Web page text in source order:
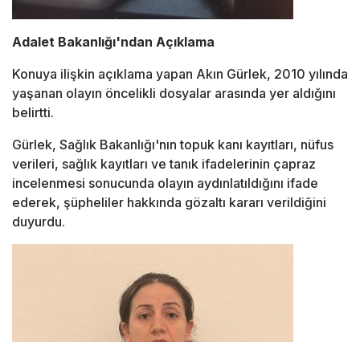
Adalet Bakanlığı'ndan Açıklama
Konuya ilişkin açıklama yapan Akın Gürlek, 2010 yılında
yaşanan olayın öncelikli dosyalar arasında yer aldığını
belirtti.
Gürlek, Sağlık Bakanlığı'nın topuk kanı kayıtları, nüfus
verileri, sağlık kayıtları ve tanık ifadelerinin çapraz
incelenmesi sonucunda olayın aydınlatıldığını ifade
ederek, şüpheliler hakkında gözaltı kararı verildiğini
duyurdu.